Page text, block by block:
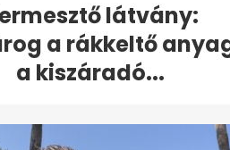
látvány:
a rákkeltő
a kiszáradó...